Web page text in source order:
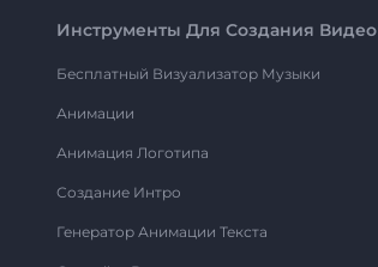
Инструменты Для Создания Видео
Бесплатный Визуализатор Музыки
Анимации
Анимация Логотипа
Создание Интро
Генератор Анимации Текста